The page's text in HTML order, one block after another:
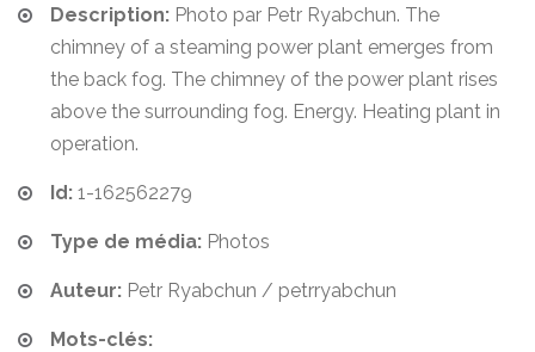
Description: Photo par Petr Ryabchun. The
chimney of a steaming power plant emerges from
the back fog. The chimney of the power plant rises
above the surrounding fog. Energy. Heating plant in
operation.
Id: 1-162562279
Type de média: Photos
Auteur: Petr Ryabchun / petrryabchun
Mots-clés: